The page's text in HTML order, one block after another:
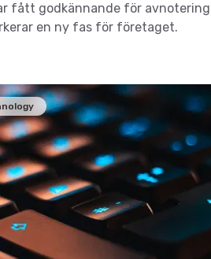
fått godkännande för
en ny fas för företaget.